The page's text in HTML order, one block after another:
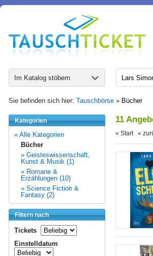
Im Katalog stöbern
Sie befinden sich hier: Tauschbörse » Bücher
Kategorien
« Alle Kategorien
Bücher
» Geisteswissenschaft,
Kunst & Musik (1)
» Romane &
Erzählungen (10)
» Science Fiction &
Fantasy (2)
Filtern nach
Tickets
Einstelldatum
11
« Start «